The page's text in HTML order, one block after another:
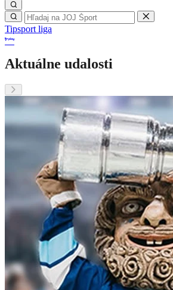
Tipsport liga
Aktuálne udalosti